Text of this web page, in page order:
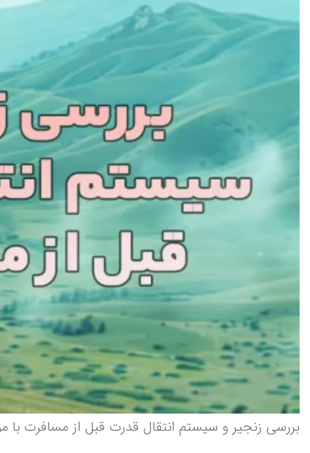
بررسی زنجیر و سیستم انتقال قدرت قبل از مسافرت با